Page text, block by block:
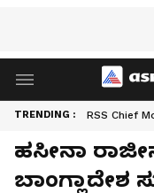
TRENDING : RSS Chief
ಹಸೀನಾ
ಬಾಂಗ್ಲಾದೇಶ